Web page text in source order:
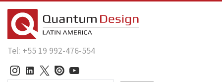
Tel: +55 19 992-476-554